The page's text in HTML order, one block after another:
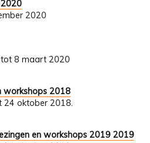
2020
8 maart 2020
workshops 2018
24 oktober 2018.
en workshops 2019 2019